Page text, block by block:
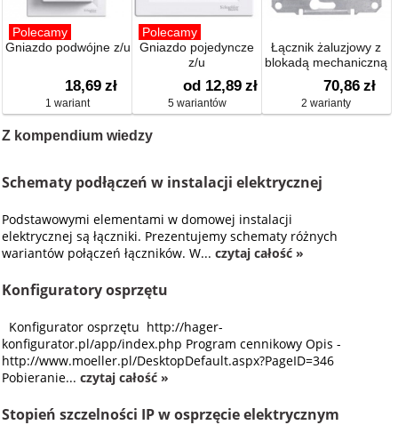
Polecamy
Gniazdo podwójne z/u
18,69 zł
1 wariant
Polecamy
Gniazdo pojedyncze
z/u
od 12,89 zł
5 wariantów
Łącznik żaluzjowy z
blokadą mechaniczną
70,86 zł
2 warianty
Z kompendium wiedzy
Schematy podłączeń w instalacji elektrycznej
Podstawowymi elementami w domowej instalacji
elektrycznej są łączniki. Prezentujemy schematy różnych
wariantów połączeń łączników. W...czytaj całość »
Konfiguratory osprzętu
Konfigurator osprzętu http://hager-
konfigurator.pl/app/index.php Program cennikowy Opis -
http://www.moeller.pl/DesktopDefault.aspx?PageID=346
Pobieranie...czytaj całość »
Stopień szczelności IP w osprzęcie elektrycznym